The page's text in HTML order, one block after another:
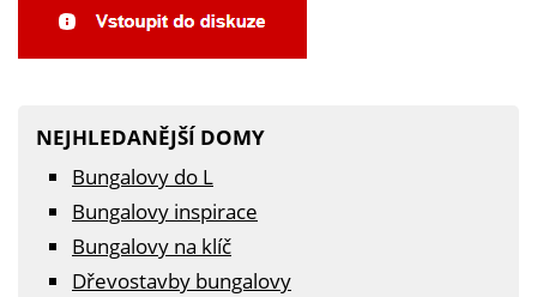
NEJHLEDANĚJŠÍ DOMY
Bungalovy do L
Bungalovy inspirace
Bungalovy na klíč
Dřevostavby bungalovy